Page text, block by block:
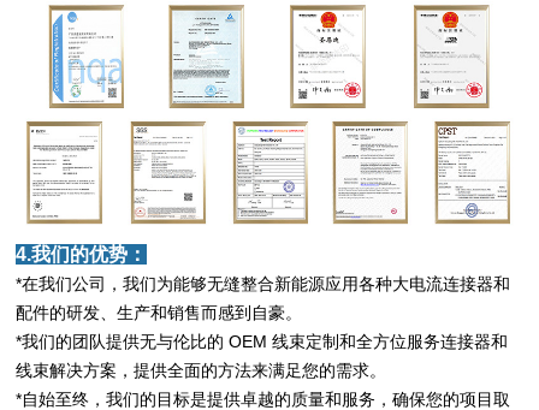
4.我们的优势：
*在我们公司，我们为能够无缝整合新能源应用各种大电流连接器和
配件的研发、生产和销售而感到自豪。
*我们的团队提供无与伦比的 OEM 线束定制和全方位服务连接器和
线束解决方案，提供全面的方法来满足您的需求。
*自始至终，我们的目标是提供卓越的质量和服务，确保您的项目取